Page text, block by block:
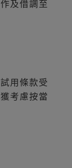
及借調至
用條款受
考慮按當